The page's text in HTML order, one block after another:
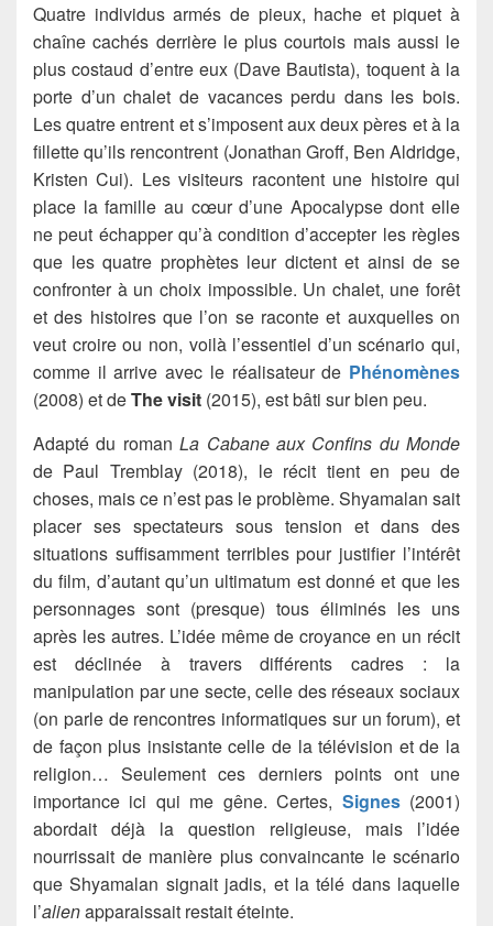
Quatre individus armés de pieux, hache et piquet à
chaîne cachés derrière le plus courtois mais aussi le
plus costaud d’entre eux (Dave Bautista), toquent à la
porte d’un chalet de vacances perdu dans les bois.
Les quatre entrent et s’imposent aux deux pères et à la
fillette qu’ils rencontrent (Jonathan Groff, Ben Aldridge,
Kristen Cui). Les visiteurs racontent une histoire qui
place la famille au cœur d’une Apocalypse dont elle
ne peut échapper qu’à condition d’accepter les règles
que les quatre prophètes leur dictent et ainsi de se
confronter à un choix impossible. Un chalet, une forêt
et des histoires que l’on se raconte et auxquelles on
veut croire ou non, voilà l’essentiel d’un scénario qui,
comme il arrive avec le réalisateur de Phénomènes
(2008) et deThe visit (2015), est bâti sur bien peu.
Adapté du romanLa Cabane aux Confins du Monde
de Paul Tremblay (2018), le récit tient en peu de
choses, mais ce n’est pas le problème. Shyamalan sait
placer ses spectateurs sous tension et dans des
situations suffisamment terribles pour justifier l’intérêt
du film, d’autant qu’un ultimatum est donné et que les
personnages sont (presque) tous éliminés les uns
après les autres. L’idée même de croyance en un récit
est déclinée à travers différents cadres : la
manipulation par une secte, celle des réseaux sociaux
(on parle de rencontres informatiques sur un forum), et
de façon plus insistante celle de la télévision et de la
religion… Seulement ces derniers points ont une
importance ici qui me gêne. Certes, Signes(2001)
abordait déjà la question religieuse, mais l’idée
nourrissait de manière plus convaincante le scénario
que Shyamalan signait jadis, et la télé dans laquelle
l’alienapparaissait restait éteinte.